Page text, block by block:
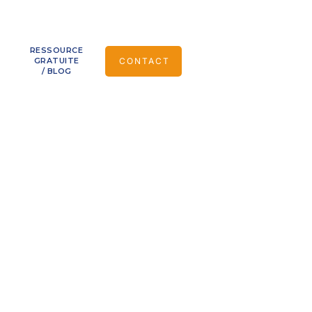
RESSOURCE
GRATUITE
/ BLOG
CONTACT